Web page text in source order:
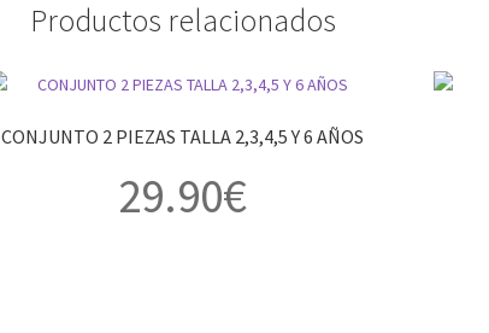
Productos relacionados
CONJUNTO 2 PIEZAS TALLA 2,3,4,5 Y 6 AÑOS
29.90€